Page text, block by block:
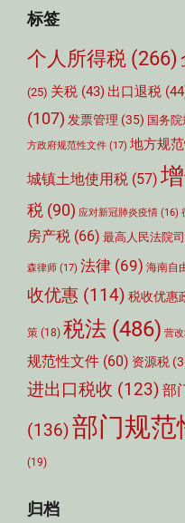
标签
个人所得税 (266)
(25) 关税 (43) 出口退税
(107) 发票管理 (35) 国务
方政府规范性文件 (17) 地方规
城镇土地使用税 (57)
税 (90) 应对新冠肺炎疫情 (16)
房产税 (66) 最高人民法院
森律师 (17) 法律 (69) 海南自
收优惠 (114) 税收优惠
策 (18) 税法 (486) 营
规范性文件 (60) 资源税
进出口税收 (123) 部
(136)部门规范
(19)
归档